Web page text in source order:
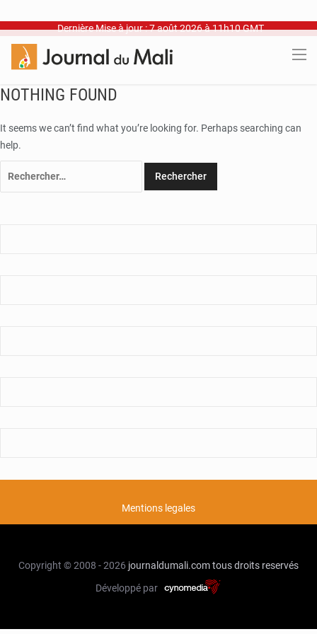
Dernière Mise à jour : 7 août 2026 à 11h10 GMT
NOTHING FOUND
It seems we can’t find what you’re looking for. Perhaps searching can
help.
Mentions legales
Copyright © 2008 - 2026 journaldumali.comtous droits reservés
Développé par